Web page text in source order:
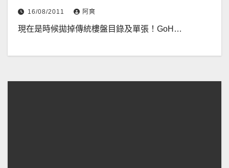
16/08/2011 阿爽
現在是時候拋掉傳統樓盤目錄及單張！GoH…